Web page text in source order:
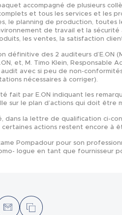
accompagné de plusieurs
et tous les services et les
le planning de production,
de travail et la
les ventes, la satisfaction
définitive des 2 auditeurs d’E.ON
et, M. Timo Klein,
avec si peu de non-
nécessaires à corriger).
fait par E.ON indiquant les
sur le plan d’actions qui doit être
dans la lettre de qualification ci-
actions restent encore à
Pompadour pour son
logue en tant que fournisseur